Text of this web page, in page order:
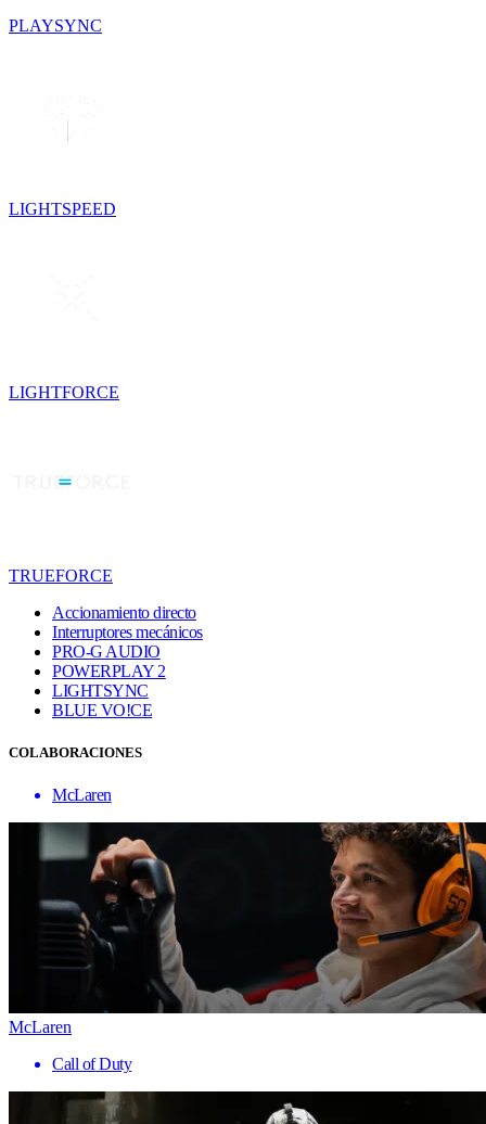
PLAYSYNC
LIGHTSPEED
LIGHTFORCE
TRUEFORCE
Accionamiento directo
Interruptores mecánicos
PRO-G AUDIO
POWERPLAY 2
LIGHTSYNC
BLUE VO!CE
COLABORACIONES
McLaren
McLaren
Call of Duty